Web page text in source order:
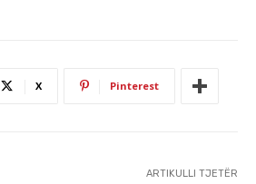
X Pinterest
ARTIKULLI TJETËR